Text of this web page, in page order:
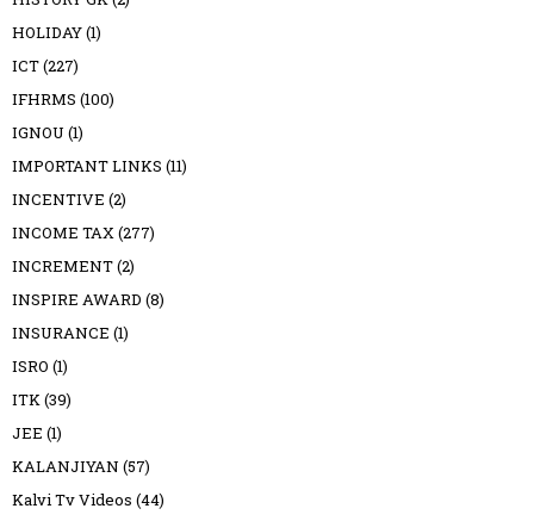
HOLIDAY(1)
ICT(227)
IFHRMS (100)
IGNOU (1)
IMPORTANT LINKS (11)
INCENTIVE (2)
INCOME TAX(277)
INCREMENT(2)
INSPIRE AWARD (8)
INSURANCE (1)
ISRO (1)
ITK(39)
JEE (1)
KALANJIYAN (57)
Kalvi Tv Videos (44)